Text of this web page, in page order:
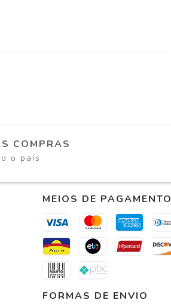
COMPRAS
o país
MEIOS DE PAGAMENTO
FORMAS DE ENVIO